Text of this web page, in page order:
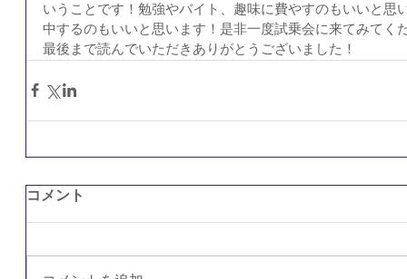
いうことです！勉強やバイト、趣味に費やすのもいいと思
中するのもいいと思います！是非一度試乗会に来てみてく
最後まで読んでいただきありがとうございました！
コメント